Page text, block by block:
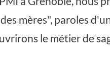
mères", paroles
le métier de